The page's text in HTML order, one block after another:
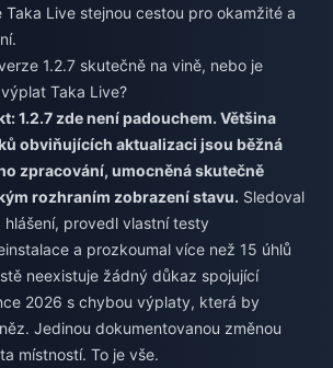
Taka Live stejnou cestou pro okamžité a
1.2.7 skutečně na vině, nebo je
Taka Live?
1.2.7 zde není padouchem. Většina
obviňujících aktualizaci jsou běžná
zpracování, umocněná skutečně
rozhraním zobrazení stavu. Sledoval
provedl vlastní testy
a prozkoumal více než 15 úhlů
neexistuje žádný důkaz spojující
2026 s chybou výplaty, která by
Jedinou dokumentovanou změnou
místností. To je vše.